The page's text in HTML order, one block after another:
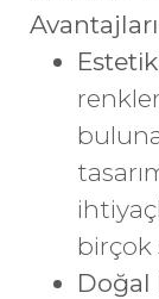
birçok
Doğal